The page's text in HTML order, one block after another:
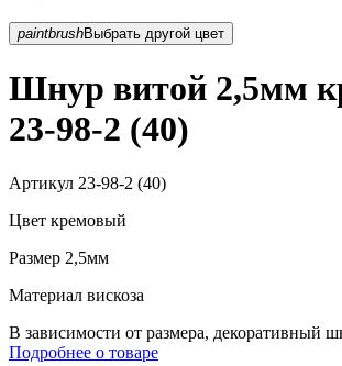
paintbrush Выбрать другой цвет
Шнур витой 2,5мм
23-98-2 (40)
Артикул 23-98-2 (40)
Цвет кремовый
Размер 2,5мм
Материал вискоза
В зависимости от размера, декоративный
Подробнее о товаре